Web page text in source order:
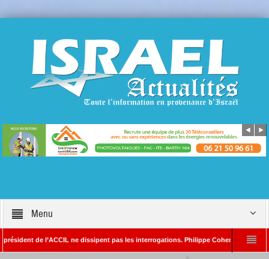
Menu
de l’ACCIL ne dissipent pas les interrogations. Philippe Cohen annonce se